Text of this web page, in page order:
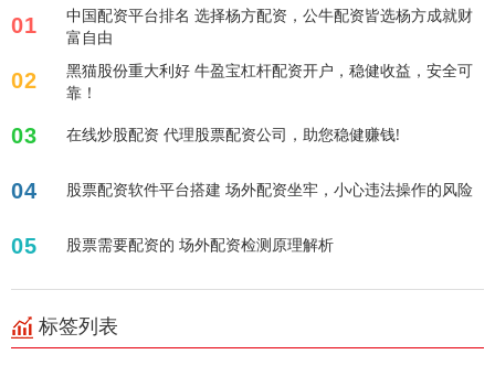
01
中国配资平台排名 选择杨方配资，公牛配资皆选杨方成就财
富自由
02
黑猫股份重大利好 牛盈宝杠杆配资开户，稳健收益，安全可
靠！
03 在线炒股配资 代理股票配资公司，助您稳健赚钱!
04 股票配资软件平台搭建 场外配资坐牢，小心违法操作的风险
05 股票需要配资的 场外配资检测原理解析
标签列表